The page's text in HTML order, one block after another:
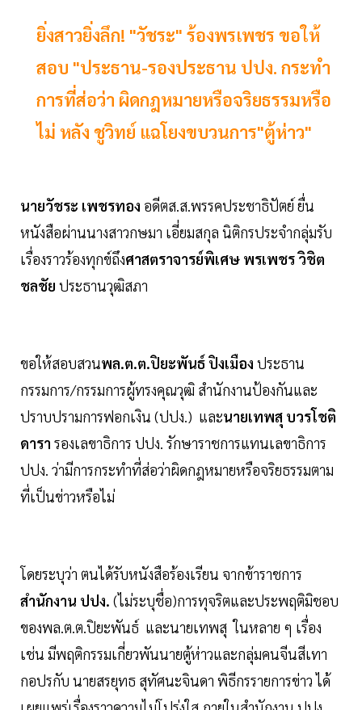
ยิ่งสาวยิ่งลึก! "วัชระ" ร้องพรเพชร ขอให้
สอบ "ประธาน-รองประธาน ปปง. กระทำ
การที่ส่อว่า ผิดกฎหมายหรือจริยธรรมหรือ
ไม่ หลัง ชูวิทย์ แฉโยงขบวนการ"ตู้ห่าว"
นายวัชระ เพชรทอง อดีตส.ส.พรรคประชาธิปัตย์ ยื่น
หนังสือผ่านนางสาวกษมา เอี่ยมสกุล นิติกรประจำกลุ่มรับ
เรื่องราวร้องทุกข์ถึงศาสตราจารย์พิเศษ พรเพชร วิชิต
ชลชัย ประธานวุฒิสภา
ขอให้สอบสวนพล.ต.ต.ปิยะพันธ์ ปิงเมือง ประธาน
กรรมการ/กรรมการผู้ทรงคุณวุฒิ สำนักงานป้องกันและ
ปราบปรามการฟอกเงิน (ปปง.) และนายเทพสุ บวรโชติ
ดารา รองเลขาธิการ ปปง. รักษาราชการแทนเลขาธิการ
ปปง. ว่ามีการกระทำที่ส่อว่าผิดกฎหมายหรือจริยธรรมตาม
ที่เป็นข่าวหรือไม่
โดยระบุว่า ตนได้รับหนังสือร้องเรียน จากข้าราชการ
สำนักงาน ปปง. (ไม่ระบุชื่อ)การทุจริตและประพฤติมิชอบ
ของพล.ต.ต.ปิยะพันธ์ และนายเทพสุ ในหลาย ๆ เรื่อง
เช่น มีพฤติกรรมเกี่ยวพันนายตู้ห่าวและกลุ่มคนจีนสีเทา
กอปรกับ นายสรยุทธ สุทัศนะจินดา พิธีกรรายการข่าว ได้